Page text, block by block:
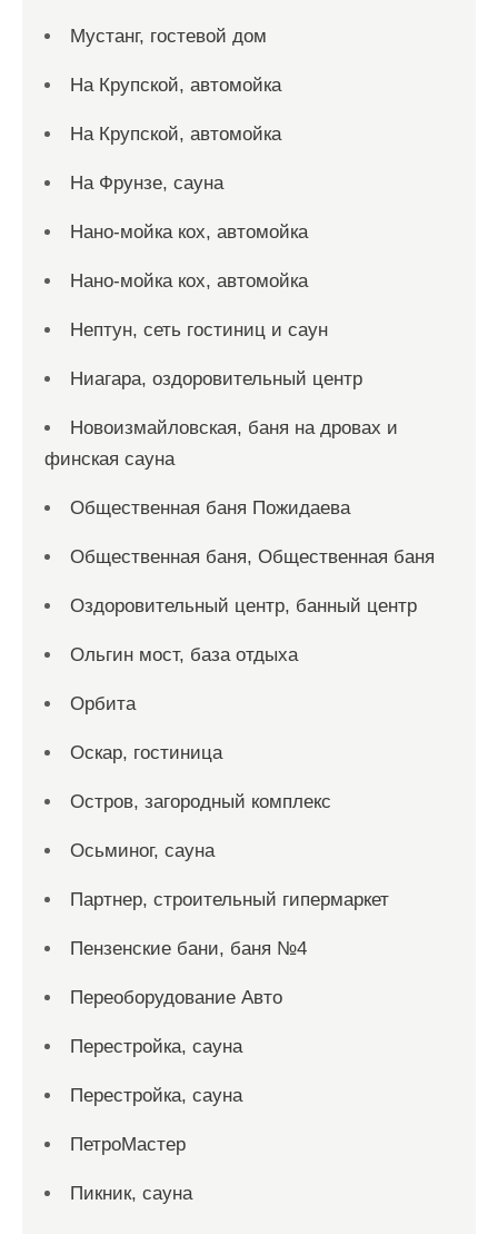
Мустанг, гостевой дом
На Крупской, автомойка
На Крупской, автомойка
На Фрунзе, сауна
Нано-мойка кох, автомойка
Нано-мойка кох, автомойка
Нептун, сеть гостиниц и саун
Ниагара, оздоровительный центр
Новоизмайловская, баня на дровах и
финская сауна
Общественная баня Пожидаева
Общественная баня, Общественная баня
Оздоровительный центр, банный центр
Ольгин мост, база отдыха
Орбита
Оскар, гостиница
Остров, загородный комплекс
Осьминог, сауна
Партнер, строительный гипермаркет
Пензенские бани, баня №4
Переоборудование Авто
Перестройка, сауна
Перестройка, сауна
ПетроМастер
Пикник, сауна